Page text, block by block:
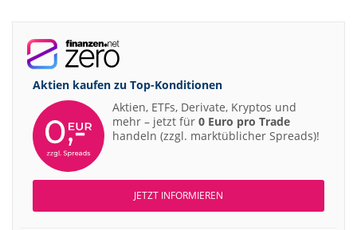
Aktien kaufen zu Top-Konditionen
Aktien, ETFs, Derivate, Kryptos und
mehr – jetzt für 0 Euro pro Trade
handeln (zzgl. marktüblicher Spreads)!
JETZT INFORMIEREN